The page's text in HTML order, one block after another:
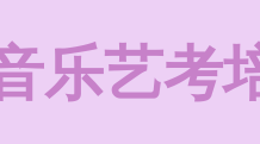
乐艺考